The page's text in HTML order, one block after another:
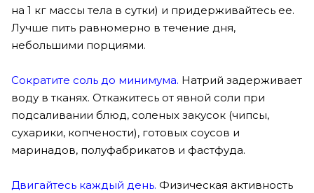
на 1 кг массы тела в сутки) и придерживайтесь ее.
Лучше пить равномерно в течение дня,
небольшими порциями.
Сократите соль до минимума. Натрий задерживает
воду в тканях. Откажитесь от явной соли при
подсаливании блюд, соленых закусок (чипсы,
сухарики, копчености), готовых соусов и
маринадов, полуфабрикатов и фастфуда.
Двигайтесь каждый день. Физическая активность